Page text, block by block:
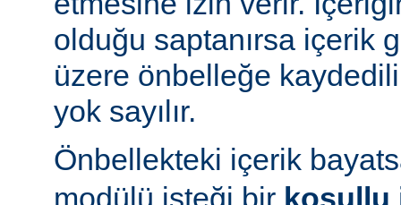
olduğu saptanırsa içerik
üzere önbelleğe
yok sayılır.
Önbellekteki içerik
modülü isteği bir koşullu